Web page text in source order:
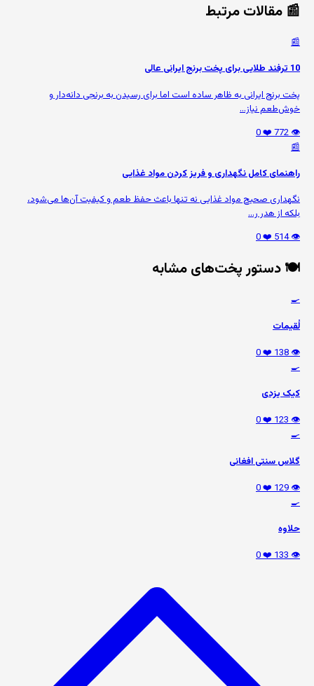
📰 مقالات مرتبط
📰
10 ترفند طلایی برای پخت برنج ایرانی عالی
پخت برنج ایرانی به ظاهر ساده است اما برای رسیدن به برنجی دانه‌دار و
خوش‌طعم نیاز...
👁️ 772
❤️ 0
📰
راهنمای کامل نگهداری و فریز کردن مواد غذایی
نگهداری صحیح مواد غذایی نه تنها باعث حفظ طعم و کیفیت آن‌ها می‌شود،
بلکه از هدر ر...
👁️ 514
❤️ 0
🍽️ دستور پخت‌های مشابه
🍳
لُقیمات
👁️ 138
❤️ 0
🍳
کیک یزدی
👁️ 123
❤️ 0
🍳
گلاس سنتی افغانی
👁️ 129
❤️ 0
🍳
حلاوه
👁️ 133
❤️ 0